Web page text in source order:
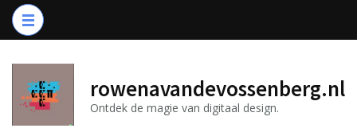
Ga
naar
(druk
Enter)
rowenavandevossenberg.nl
Ontdek de magie van digitaal design.